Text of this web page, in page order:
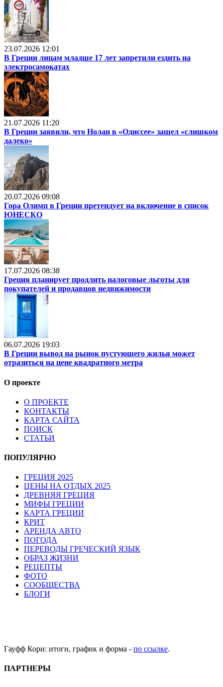
23.07.2026 12:01
В Греции лицам младше 17 лет запретили ездить на
электросамокатах
21.07.2026 11:20
В Греции заявили, что Нолан в «Одиссее» зашел «слишком
далеко»
20.07.2026 09:08
Гора Олимп в Греции претендует на включение в список
ЮНЕСКО
17.07.2026 08:38
Греция планирует продлить налоговые льготы для
покупателей и продавцов недвижимости
06.07.2026 19:03
В Греции вывод на рынок пустующего жилья может
отразиться на цене квадратного метра
О проекте
О ПРОЕКТЕ
КОНТАКТЫ
КАРТА САЙТА
ПОИСК
СТАТЬИ
ПОПУЛЯРНО
ГРЕЦИЯ 2025
ЦЕНЫ НА ОТДЫХ 2025
ДРЕВНЯЯ ГРЕЦИЯ
МИФЫ ГРЕЦИИ
КАРТА ГРЕЦИИ
КРИТ
АРЕНДА АВТО
ПОГОДА
ПЕРЕВОДЫ ГРЕЧЕСКИЙ ЯЗЫК
ОБРАЗ ЖИЗНИ
РЕЦЕПТЫ
ФОТО
СООБЩЕСТВА
БЛОГИ
Гауфф Кори: итоги, график и форма - по ссылке.
ПАРТНЕРЫ